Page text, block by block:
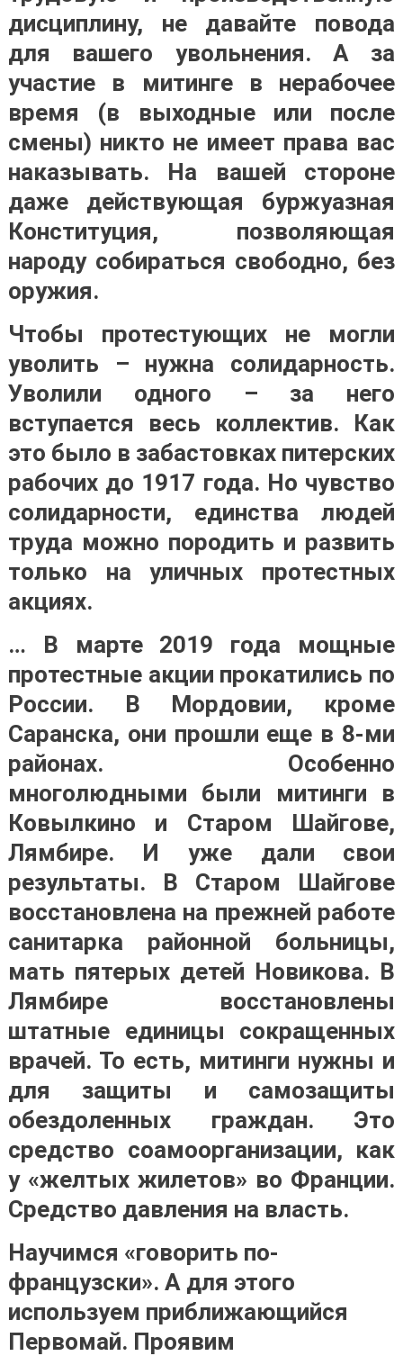
дисциплину, не давайте повода
для вашего увольнения. А за
участие в митинге в нерабочее
время (в выходные или после
смены) никто не имеет права вас
наказывать. На вашей стороне
даже действующая буржуазная
Конституция, позволяющая
народу собираться свободно, без
оружия.
Чтобы протестующих не могли
уволить – нужна солидарность.
Уволили одного – за него
вступается весь коллектив. Как
это было в забастовках питерских
рабочих до 1917 года. Но чувство
солидарности, единства людей
труда можно породить и развить
только на уличных протестных
акциях.
… В марте 2019 года мощные
протестные акции прокатились по
России. В Мордовии, кроме
Саранска, они прошли еще в 8-ми
районах. Особенно
многолюдными были митинги в
Ковылкино и Старом Шайгове,
Лямбире. И уже дали свои
результаты. В Старом Шайгове
восстановлена на прежней работе
санитарка районной больницы,
мать пятерых детей Новикова. В
Лямбире восстановлены
штатные единицы сокращенных
врачей. То есть, митинги нужны и
для защиты и самозащиты
обездоленных граждан. Это
средство соамоорганизации, как
у «желтых жилетов» во Франции.
Средство давления на власть.
Научимся «говорить по-
французски». А для этого
используем приближающийся
Первомай. Проявим